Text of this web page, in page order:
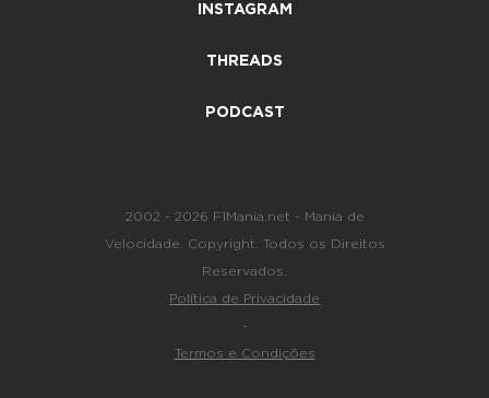
INSTAGRAM
THREADS
PODCAST
2002 - 2026 F1Mania.net - Mania de
Velocidade. Copyright. Todos os Direitos
Reservados.
Política de Privacidade
-
Termos e Condições